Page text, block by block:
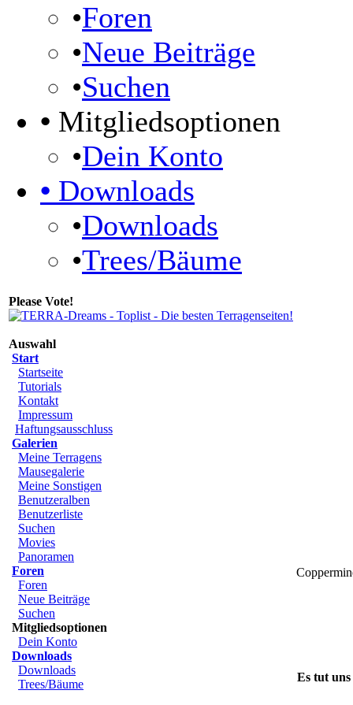
•Foren
•Neue Beiträge
•Suchen
• Mitgliedsoptionen
•Dein Konto
• Downloads
•Downloads
•Trees/Bäume
Please Vote!
Auswahl
Start
Startseite
Tutorials
Kontakt
Impressum
Haftungsausschluss
Galerien
Meine Terragens
Mausegalerie
Meine Sonstigen
Benutzeralben
Benutzerliste
Suchen
Movies
Panoramen
Foren
Foren
Neue Beiträge
Suchen
Mitgliedsoptionen
Dein Konto
Downloads
Downloads
Trees/Bäume
Es tut